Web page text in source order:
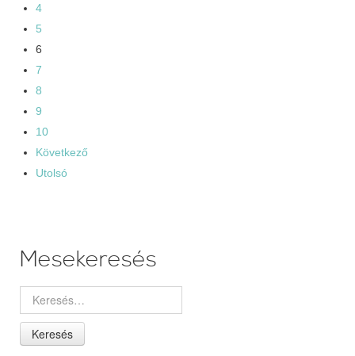
4
5
6
7
8
9
10
Következő
Utolsó
Mesekeresés
Keresés